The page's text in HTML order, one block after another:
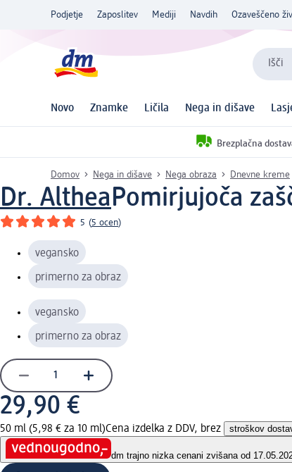
Podjetje Zaposlitev Mediji Navdih Ozaveščeno
Išči
Novo Znamke Ličila Nega in dišave
Brezplačna
Domov Nega in dišave Nega obraza Dnevne kreme
Dr. AltheaPomirjujoča
5 (5 ocen)
vegansko
primerno za obraz
vegansko
primerno za obraz
29,90 €
50 ml (5,98 € za 10 ml)Cena izdelka z DDV, brez stroškov
dm trajno nizka cenani zvišana od